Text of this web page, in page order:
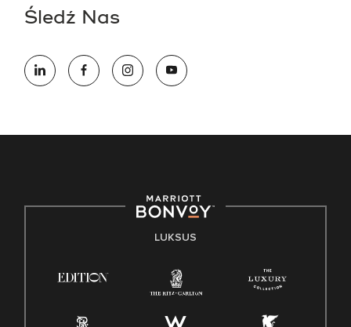
Śledź Nas
LUKSUS